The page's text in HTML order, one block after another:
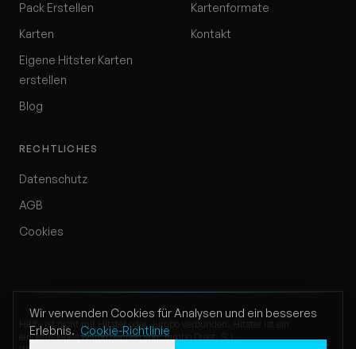
Pack Erstellen
Karten
Eigene Hitster Karten
erstellen
Blog
Kartenformate
Kontakt
RECHTLICHES
Datenschutz
AGB
Cookies
Hitify ist nicht mit Hitster oder Jumbo verbunden. Hitster ist ein
eingetragenes Warenzeichen von Jumbo Diset, S.L.
Wir verwenden Cookies für Analysen und ein besseres
Erlebnis. Cookie-Richtlinie